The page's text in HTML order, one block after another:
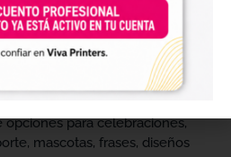
es una solución práctica para
ahorrar tiempo, renovar su
de productos a sus
diseños de diferentes estilos,
públicos.
para celebraciones,
mascotas, frases, diseños